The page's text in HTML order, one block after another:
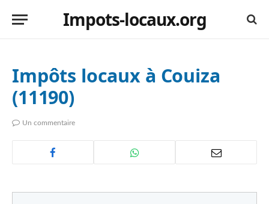
Impots-locaux.org
Impôts locaux à Couiza
(11190)
Un commentaire